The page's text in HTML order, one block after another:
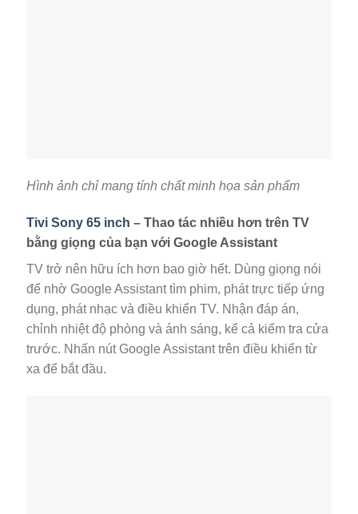
Hình ảnh chỉ mang tính chất minh họa sản phẩm
Tivi Sony 65 inch – Thao tác nhiều hơn trên TV
bằng giọng của bạn với Google Assistant
TV trở nên hữu ích hơn bao giờ hết. Dùng giọng nói
để nhờ Google Assistant tìm phim, phát trực tiếp ứng
dụng, phát nhạc và điều khiển TV. Nhận đáp án,
chỉnh nhiệt độ phòng và ánh sáng, kể cả kiểm tra cửa
trước. Nhấn nút Google Assistant trên điều khiển từ
xa để bắt đầu.